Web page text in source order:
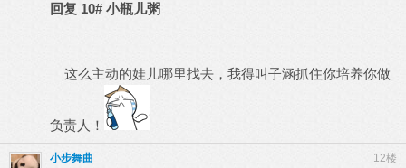
回复 10# 小瓶儿粥
这么主动的娃儿哪里找去，我得叫子涵抓住你培养你做
负责人！
12楼
小步舞曲